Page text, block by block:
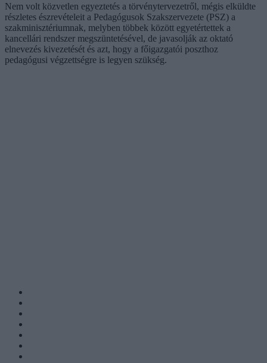
Nem volt közvetlen egyeztetés a törvénytervezetről, mégis elküldte
részletes észrevételeit a Pedagógusok Szakszervezete (PSZ) a
szakminisztériumnak, melyben többek között egyetértettek a
kancellári rendszer megszüntetésével, de javasolják az oktató
elnevezés kivezetését és azt, hogy a főigazgatói poszthoz
pedagógusi végzettségre is legyen szükség.